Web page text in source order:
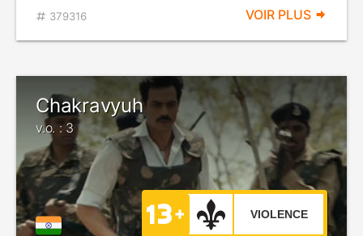
379316 VOIR PLUS
Chakravyuh
v.o. : 3
VIOLENCE